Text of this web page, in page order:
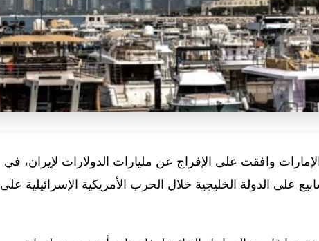
وافقت على الإفراج عن ‌مليارات الدولارات لإيران، في
على الدولة الخليجية خلال الحرب الأمريكية الإسرائيلية على